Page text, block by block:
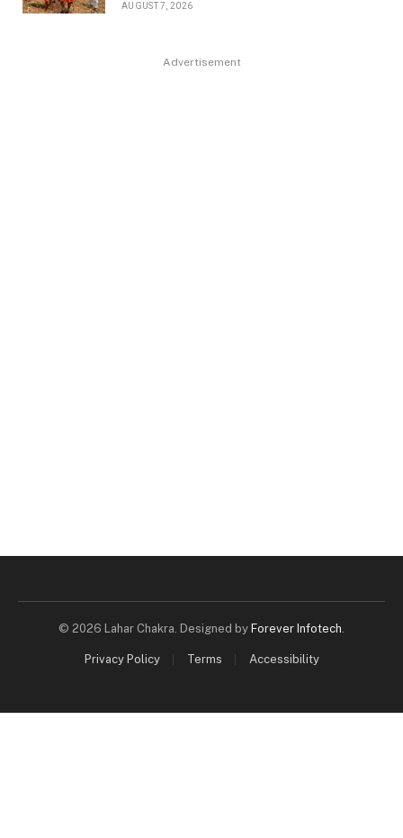
AUGUST 7, 2026
Advertisement
© 2026 Lahar Chakra. Designed by Forever Infotech.
Privacy Policy Terms Accessibility